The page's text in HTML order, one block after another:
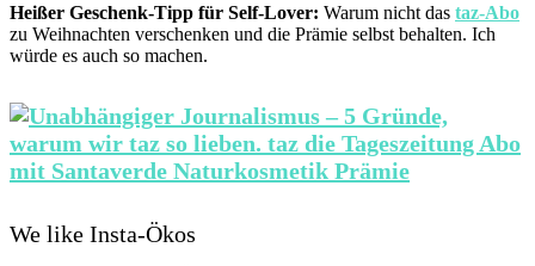
Heißer Geschenk-Tipp für Self-Lover: Warum nicht das taz-Abo
zu Weihnachten verschenken und die Prämie selbst behalten. Ich
würde es auch so machen.
We like Insta-Ökos